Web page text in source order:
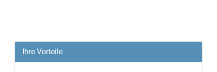
Ihre Vorteile